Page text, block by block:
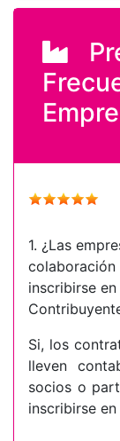
1. ¿Las
colaboración
inscribirse
Si, los
lleven
socios o
inscribirse en